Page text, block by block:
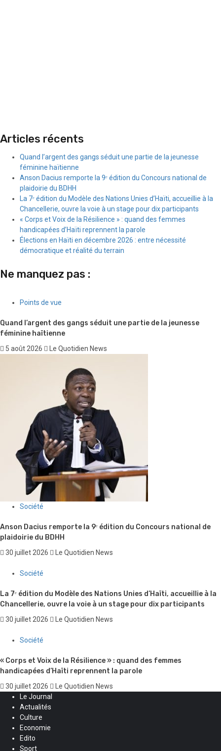
Articles récents
Quand l’argent des gangs séduit une partie de la jeunesse
féminine haïtienne
Anson Dacius remporte la 9ᵉ édition du Concours national de
plaidoirie du BDHH
La 7ᵉ édition du Modèle des Nations Unies d’Haïti, accueillie à la
Chancellerie, ouvre la voie à un stage pour dix participants
« Corps et Voix de la Résilience » : quand des femmes
handicapées d’Haïti reprennent la parole
Élections en Haïti en décembre 2026 : entre nécessité
démocratique et réalité du terrain
Ne manquez pas :
Points de vue
Quand l’argent des gangs séduit une partie de la jeunesse
féminine haïtienne
5 août 2026 Le Quotidien News
Société
Anson Dacius remporte la 9ᵉ édition du Concours national de
plaidoirie du BDHH
30 juillet 2026 Le Quotidien News
Société
La 7ᵉ édition du Modèle des Nations Unies d’Haïti, accueillie à la
Chancellerie, ouvre la voie à un stage pour dix participants
30 juillet 2026 Le Quotidien News
Société
« Corps et Voix de la Résilience » : quand des femmes
handicapées d’Haïti reprennent la parole
30 juillet 2026
Le Quotidien News
Le Journal
Actualités
Culture
Economie
Edito
Sport